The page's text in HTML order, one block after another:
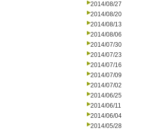
2014/08/27
2014/08/20
2014/08/13
2014/08/06
2014/07/30
2014/07/23
2014/07/16
2014/07/09
2014/07/02
2014/06/25
2014/06/11
2014/06/04
2014/05/28